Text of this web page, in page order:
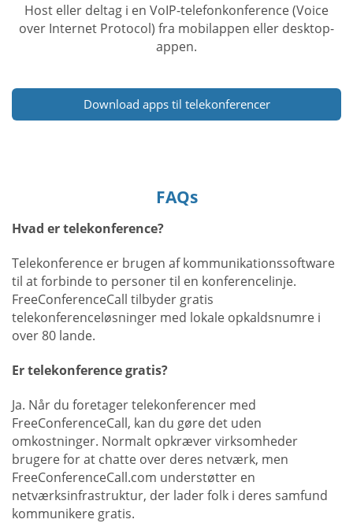
Host eller deltag i en VoIP-telefonkonference (Voice
over Internet Protocol) fra mobilappen eller desktop-
appen.
Download apps til telekonferencer
FAQs
Hvad er telekonference?
Telekonference er brugen af kommunikationssoftware
til at forbinde to personer til en konferencelinje.
FreeConferenceCall tilbyder gratis
telekonferenceløsninger med lokale opkaldsnumre i
over 80 lande.
Er telekonference gratis?
Ja. Når du foretager telekonferencer med
FreeConferenceCall, kan du gøre det uden
omkostninger. Normalt opkræver virksomheder
brugere for at chatte over deres netværk, men
FreeConferenceCall.com understøtter en
netværksinfrastruktur, der lader folk i deres samfund
kommunikere gratis.